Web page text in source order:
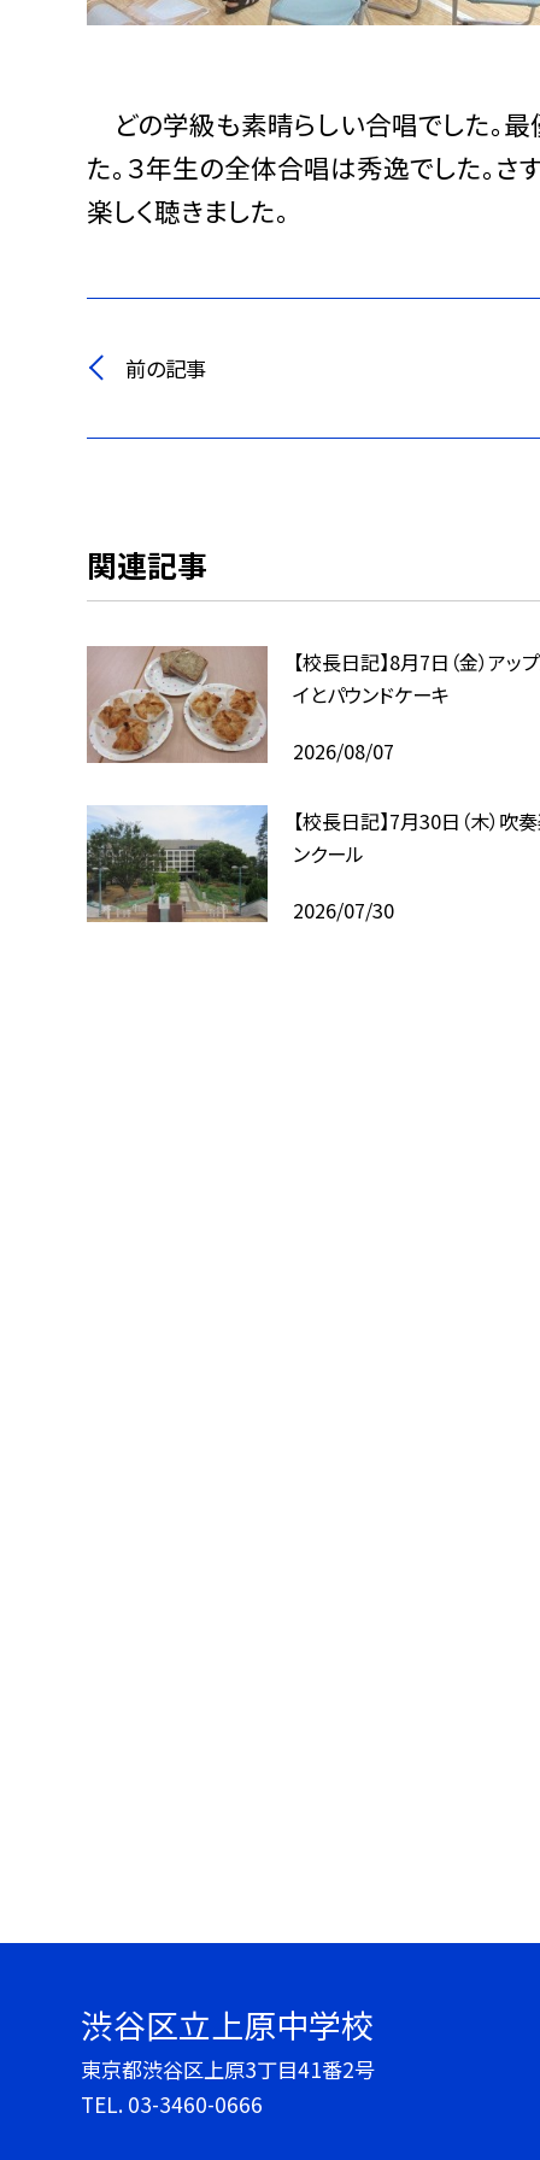
どの学級も素晴らしい合唱でした。
た。３年生の全体合唱は秀逸でした。さ
楽しく聴きました。
前の記事
関連記事
【校長日記】8月7日（金）アッ
イとパウンドケーキ
2026/08/07
【校長日記】7月30日（木）吹
ンクール
2026/07/30
渋谷区立上原中学校
東京都渋谷区上原3丁目41番2号
TEL. 03-3460-0666